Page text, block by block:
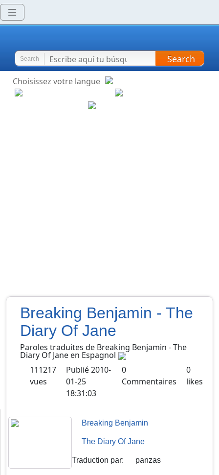
Search Search
Choisissez votre langue
Breaking Benjamin - The
Diary Of Jane
Paroles traduites de Breaking Benjamin -The
Diary Of Jane en Espagnol
111217
vues
Publié2010-
01-25
18:31:03
0
Commentaires
0
likes
Breaking Benjamin
The Diary Of Jane
Traduction par: panzas